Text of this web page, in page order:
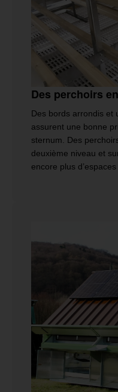
Des perchoirs
Des bords arrondis et
assurent une bonne
sternum. Des
deuxième niveau et
encore plus